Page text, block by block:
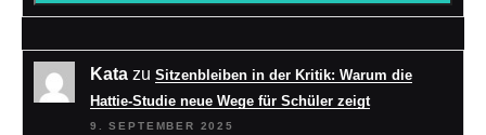
Kata zu Sitzenbleiben in der Kritik: Warum die
Hattie-Studie neue Wege für Schüler zeigt
9. SEPTEMBER 2025